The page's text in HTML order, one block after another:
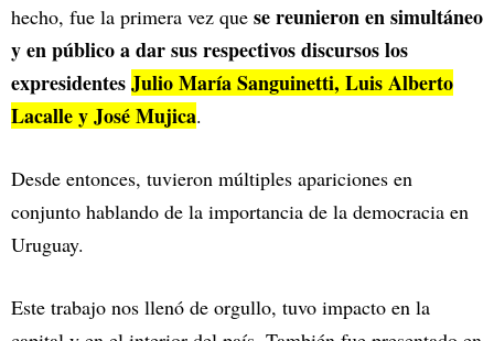
hecho, fue la primera vez que se reunieron en simultáneo
y en público a dar sus respectivos discursos los
expresidentesJulio María Sanguinetti, Luis Alberto
Lacalle y José Mujica.
Desde entonces, tuvieron múltiples apariciones en
conjunto hablando de la importancia de la democracia en
Uruguay.
Este trabajo nos llenó de orgullo, tuvo impacto en la